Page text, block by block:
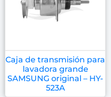
Caja de transmisión para
lavadora grande
SAMSUNG original – HY-
523A